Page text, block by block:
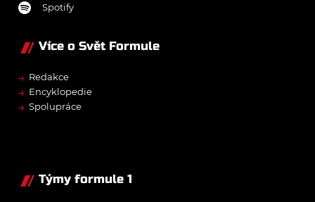
Spotify
Více o Svět Formule
→ Redakce
→ Encyklopedie
→ Spolupráce
Týmy formule 1